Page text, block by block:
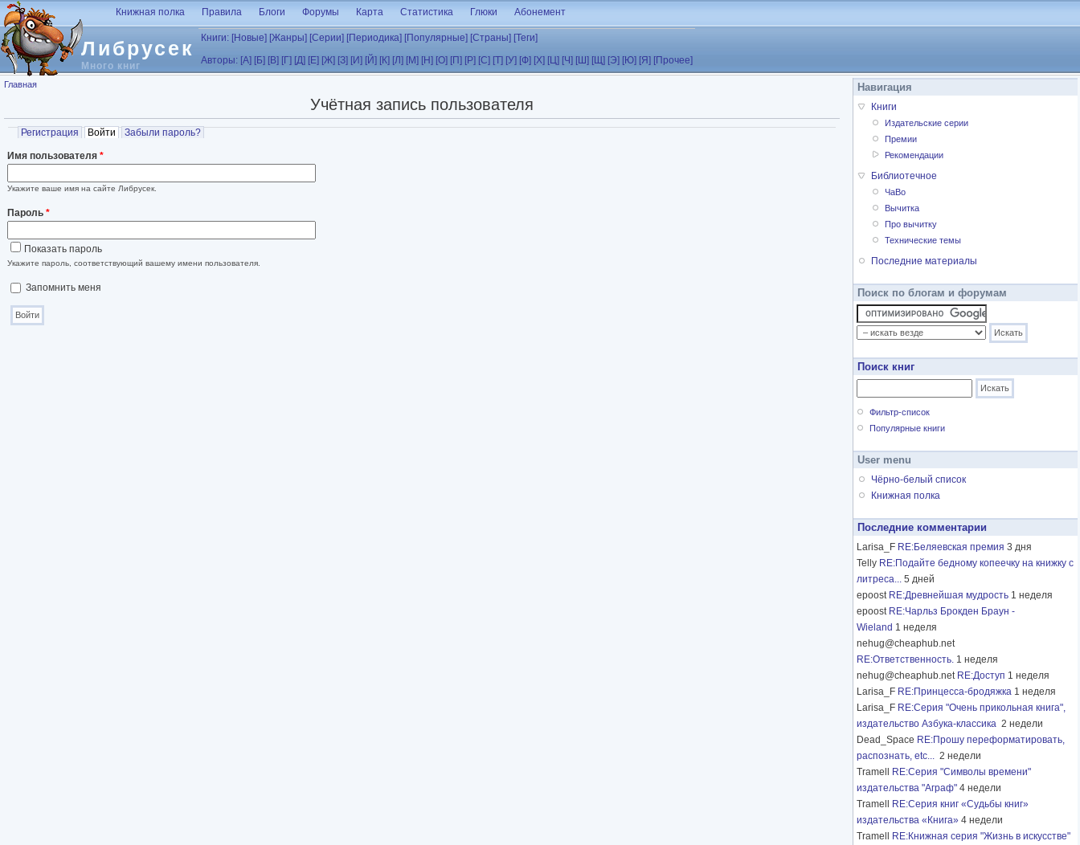
Перейти к основному содержанию
Либрусек
Много книг
Книжная полка Правила Блоги Форумы Карта Статистика Глюки Абонемент
Книги: [Новые] [Жанры] [Серии] [Периодика] [Популярные] [Страны] [Теги]
Авторы: [А] [Б] [В] [Г] [Д] [Е] [Ж] [З] [И] [Й] [К] [Л] [М] [Н] [О] [П] [Р] [С] [Т] [У] [Ф] [Х] [Ц] [Ч] [Ш] [Щ] [Э] [Ю] [Я] [Прочее]
Вы здесь
Главная
Учётная запись пользователя
Главные вкладки
Регистрация Войти (активная вкладка)
Забыли пароль?
Имя пользователя *
Укажите ваше имя на сайте Либрусек.
Пароль *
Показать пароль
Укажите пароль, соответствующий вашему имени пользователя.
Запомнить меня
Навигация
Книги
Издательские серии
Премии
Рекомендации
Библиотечное
ЧаВо
Вычитка
Про вычитку
Технические темы
Последние материалы
Поиск по блогам и форумам
Поиск книг
Фильтр-список
Популярные книги
User menu
Чёрно-белый список
Книжная полка
Последние комментарии
Larisa_F RE:Беляевская премия 3 дня
Telly RE:Подайте бедному копеечку на книжку с
литреса... 5 дней
epoost RE:Древнейшая мудрость 1 неделя
epoost RE:Чарльз Брокден Браун -
Wieland 1 неделя
nehug@cheaphub.net
RE:Ответственность. 1 неделя
nehug@cheaphub.net RE:Доступ 1 неделя
Larisa_F RE:Принцесса-бродяжка 1 неделя
Larisa_F RE:Серия "Очень прикольная книга",
издательство Азбука-классика 2 недели
Dead_Space RE:Прошу переформатировать,
распознать, etc... 2 недели
Tramell
RE:Серия "Символы времени"
издательства "Аграф" 4 недели
Tramell
RE:Серия книг «Судьбы книг»
издательства «Книга» 4 недели
Tramell
RE:Книжная серия "Жизнь в искусстве"